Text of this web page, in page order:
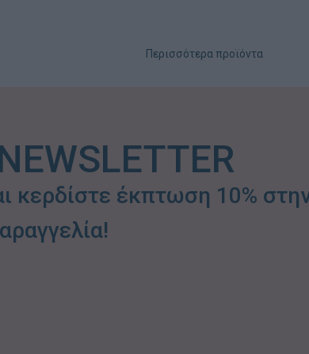
Περισσότερα προϊόντα
κερδίστε έκπτωση 10%